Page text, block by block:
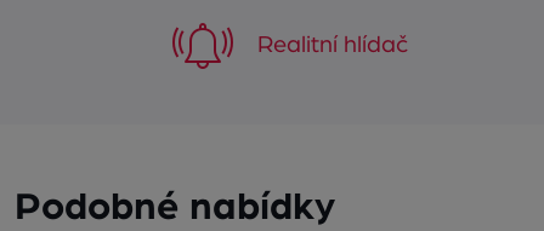
Realitní hlídač
Podobné nabídky